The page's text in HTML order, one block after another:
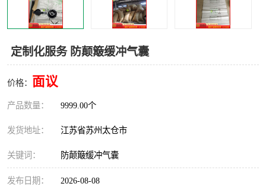
定制化服务 防颠簸缓冲气囊
价格： 面议
产品数量： 9999.00个
发货地址： 江苏省苏州太仓市
关键词： 防颠簸缓冲气囊
发布日期： 2026-08-08